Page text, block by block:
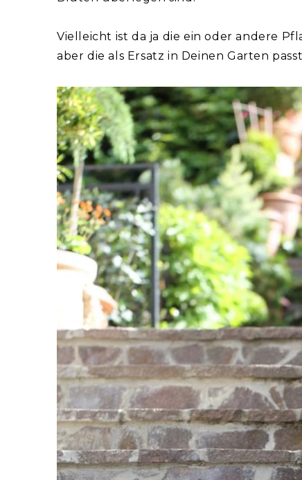
Vielleicht ist da ja die ein oder andere
aber die als Ersatz in Deinen Garten